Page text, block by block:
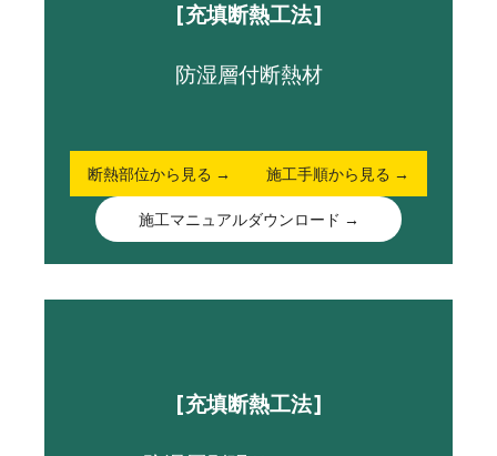
[充填断熱工法]
防湿層付断熱材
断熱部位から見る → 施工手順から見る →
施工マニュアルダウンロード →
[充填断熱工法]